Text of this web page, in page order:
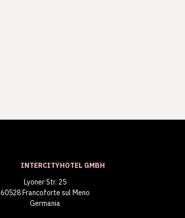
INTERCITYHOTEL GMBH
Lyoner Str. 25
60528 Francoforte sul Meno
Germania